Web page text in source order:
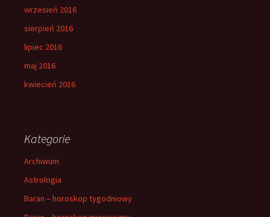
wrzesień 2016
sierpień 2016
lipiec 2016
maj 2016
kwiecień 2016
Kategorie
Archiwum
Astrologia
Baran – horoskop tygodniowy